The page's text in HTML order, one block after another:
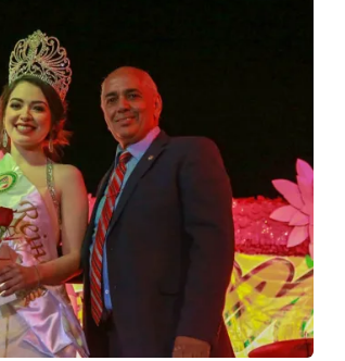
de Mayo
Leer más